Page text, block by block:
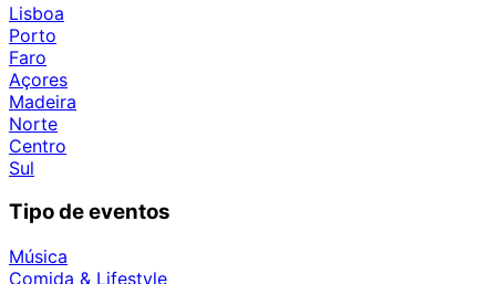
Lisboa
Porto
Faro
Açores
Madeira
Norte
Centro
Sul
Tipo de eventos
Música
Comida & Lifestyle